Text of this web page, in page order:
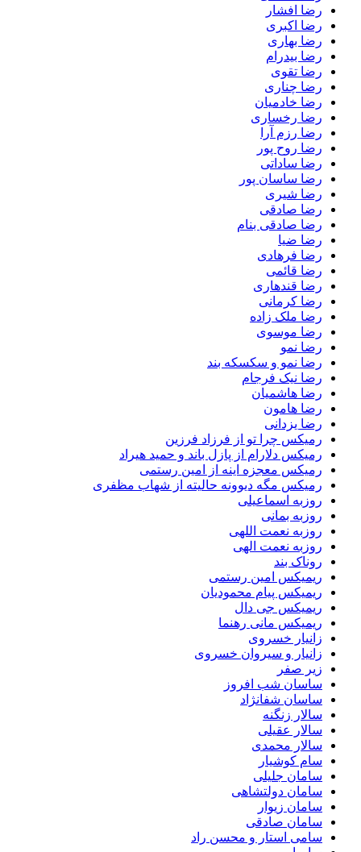
رضا افشار
رضا اکبری
رضا بهاری
رضا بیدرام
رضا تقوی
رضا چناری
رضا خادمیان
رضا رخساری
رضا رزم آرا
رضا روح پور
رضا ساداتی
رضا ساسان پور
رضا شیری
رضا صادقی
رضا صادقی بنام
رضا ضیا
رضا فرهادی
رضا قائمی
رضا قندهاری
رضا کرمانی
رضا ملک زاده
رضا موسوی
رضا نمو
رضا نمو و سکسکه بند
رضا نیک فرجام
رضا هاشمیان
رضا هامون
رضا یزدانی
رمیکس چرا تو از فرزاد فرزین
رمیکس دلارام از پازل باند و حمید هیراد
رمیکس معجزه اینه از امین رستمی
رمیکس مگه دیوونه حالیته از شهاب مظفری
روزبه اسماعیلی
روزبه بمانی
روزبه نعمت اللهی
روزبه نعمت الهی
روناک بند
ریمیکس امین رستمی
ریمیکس پیام محمودیان
ریمیکس جی دال
ریمیکس مانی رهنما
زانیار خسروی
زانیار و سیروان خسروی
زیر صفر
ساسان شب افروز
ساسان شفانژاد
سالار زنگنه
سالار عقیلی
سالار محمدی
سام کوشیار
سامان جلیلی
سامان دولتشاهی
سامان زیوار
سامان صادقی
سامی استار و محسن راد